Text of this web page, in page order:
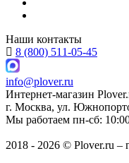
Наши контакты
8 (800) 511-05-45
info@plover.ru
Интернет-магазин
г. Москва, ул.
Мы работаем пн-сб:
2018 - 2026 © Plover.ru –